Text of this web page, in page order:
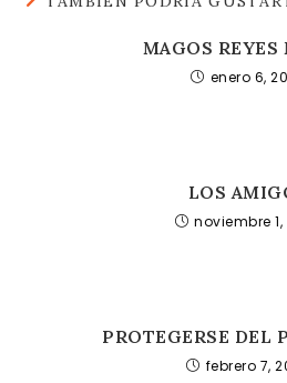
MAGOS REYES
enero 6,
LOS
noviembre 1,
PROTEGERSE DEL
febrero 7,